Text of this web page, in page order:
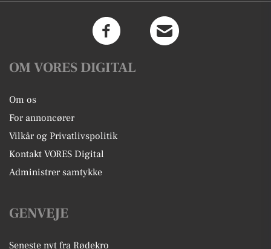
OM VORES DIGITAL
Om os
For annoncører
Vilkår og Privatlivspolitik
Kontakt VORES Digital
Administrer samtykke
GENVEJE
Seneste nyt fra Rødekro